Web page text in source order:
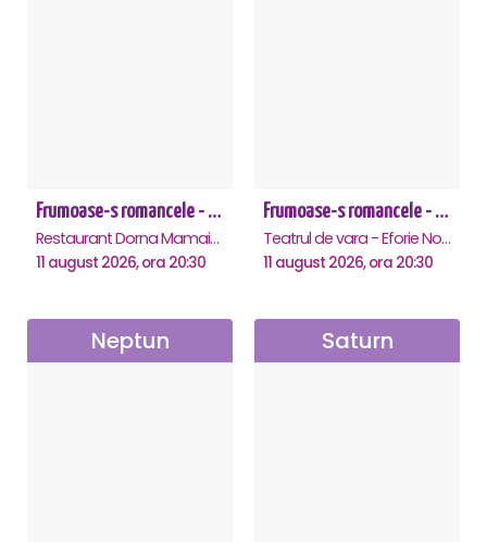
Frumoase-s romancele - Mamaia
Restaurant Dorna Mamaia, Mamaia
11 august 2026, ora 20:30
Frumoase-s romancele - Eforie Nord
Teatrul de vara - Eforie Nord, Eforie-Nord
11 august 2026, ora 20:30
Neptun Saturn